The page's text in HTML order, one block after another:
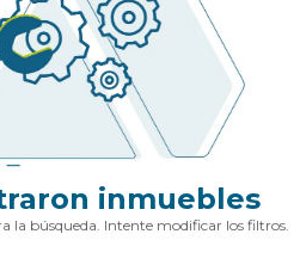
inmuebles
la búsqueda. Intente modificar los filtros.